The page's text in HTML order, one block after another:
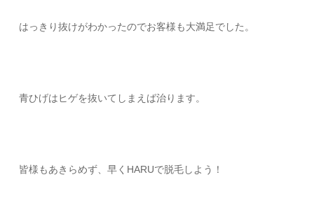
はっきり抜けがわかったのでお客様も大満足でした。
青ひげはヒゲを抜いてしまえば治ります。
皆様もあきらめず、早くHARUで脱毛しよう！